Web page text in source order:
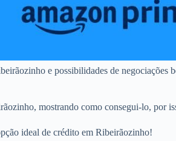
e possibilidades de
mostrando como consegui-lo, por
ideal de crédito em Ribeirãozinho!